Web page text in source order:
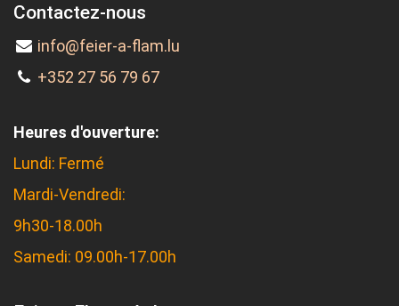
Contactez-nous
info@feier-a-flam.lu
+352 27 56 79 67
Heures d'ouverture:
Lundi: Fermé
Mardi-Vendredi:
9h30-18.00h
Samedi: 09.00h-17.00h